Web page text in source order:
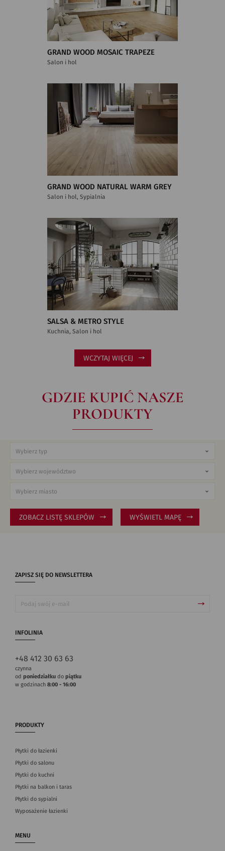
GRAND WOOD MOSAIC TRAPEZE
Salon i hol
GRAND WOOD NATURAL WARM GREY
Salon i hol, Sypialnia
SALSA & METRO STYLE
Kuchnia, Salon i hol
WCZYTAJ WIĘCEJ
GDZIE KUPIĆ NASZE
PRODUKTY
ZOBACZ LISTĘ SKLEPÓW WYŚWIETL MAPĘ
ZAPISZ SIĘ DO NEWSLETTERA
INFOLINIA
+48 412 30 63 63
czynna
od poniedziałku do piątku
w godzinach 8:00 - 16:00
PRODUKTY
Płytki do łazienki
Płytki do salonu
Płytki do kuchni
Płytki na balkon i taras
Płytki do sypialni
Wyposażenie łazienki
MENU